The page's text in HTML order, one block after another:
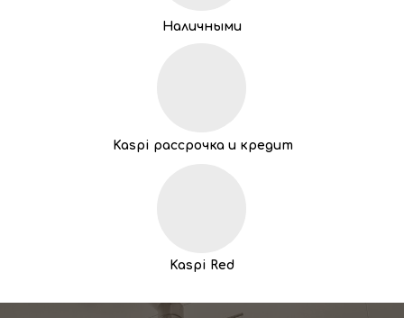
Наличными
Kaspi рассрочка и кредит
Kaspi Red